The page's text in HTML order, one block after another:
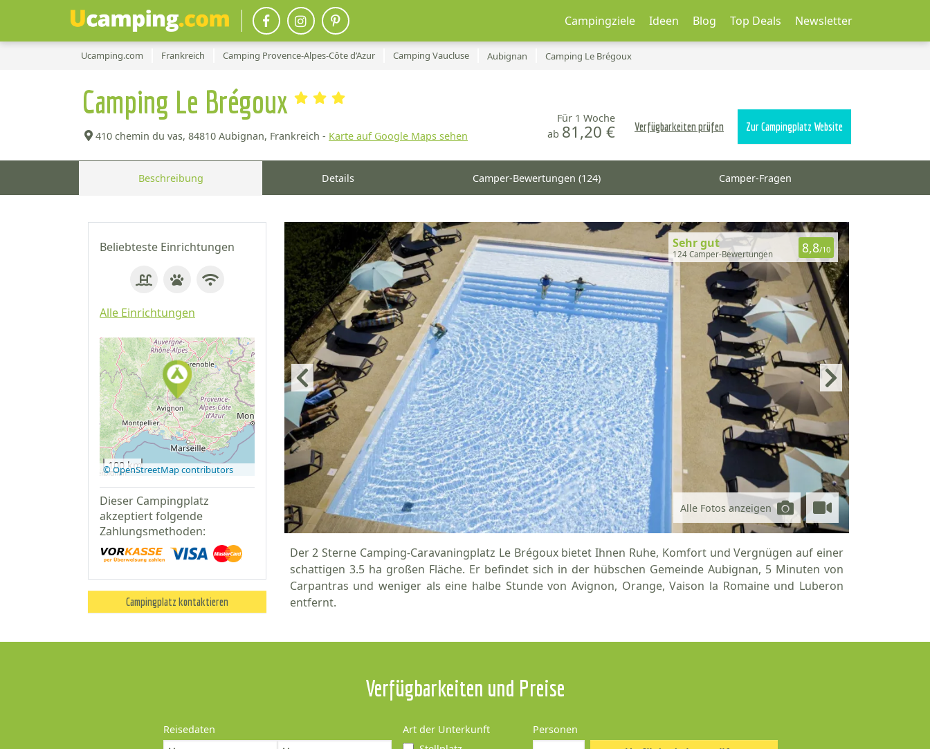
Campingziele Ideen Blog Top Deals Newsletter
Ucamping.com Frankreich Camping Provence-Alpes-Côte d’Azur Camping Vaucluse Aubignan Camping Le Brégoux
Camping Le Brégoux
410 chemin du vas, 84810 Aubignan, Frankreich - Karte auf Google Maps sehen
Für 1 Woche
ab 81,20 € Verfügbarkeiten prüfen Zur Campingplatz Website
Beschreibung Details Camper-Bewertungen (124) Camper-Fragen
Beliebteste Einrichtungen
Alle Einrichtungen
Auf Google
Maps
anzeigen
100 km
© OpenStreetMap contributors
Dieser Campingplatz
akzeptiert folgende
Zahlungsmethoden:
Campingplatz kontaktieren
Alle Fotos anzeigen
Sehr gut
124 Camper-Bewertungen 8,8/10
Der 2 Sterne Camping-Caravaningplatz Le Brégoux bietet Ihnen Ruhe, Komfort und Vergnügen auf einer
schattigen 3.5 ha großen Fläche. Er befindet sich in der hübschen Gemeinde Aubignan, 5 Minuten von
Carpantras und weniger als eine halbe Stunde von Avignon, Orange, Vaison la Romaine und Luberon
entfernt.
Verfügbarkeiten und Preise
Reisedaten
Art der Unterkunft
Personen